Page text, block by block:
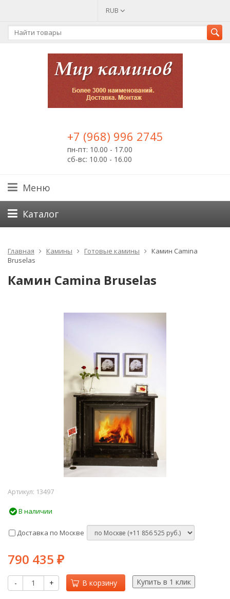
RUB
+7 (968) 996 2745
пн-пт: 10.00 - 17.00
сб-вс: 10.00 - 16.00
Меню
Каталог
Главная Камины Готовые камины
Камин Camina
Bruselas
Камин Camina Bruselas
Артикул: 13497
В наличии
Доставка по Москве
790 435 ₽
- + В корзину